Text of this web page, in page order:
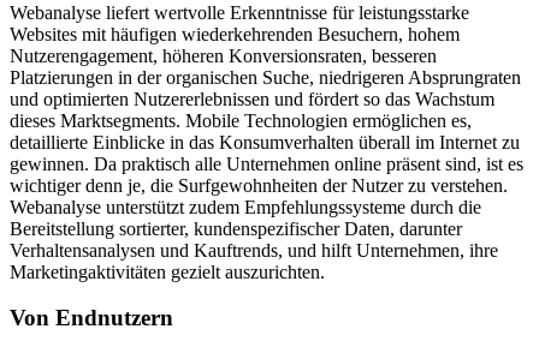
Webanalyse liefert wertvolle Erkenntnisse für leistungsstarke
Websites mit häufigen wiederkehrenden Besuchern, hohem
Nutzerengagement, höheren Konversionsraten, besseren
Platzierungen in der organischen Suche, niedrigeren Absprungraten
und optimierten Nutzererlebnissen und fördert so das Wachstum
dieses Marktsegments. Mobile Technologien ermöglichen es,
detaillierte Einblicke in das Konsumverhalten überall im Internet zu
gewinnen. Da praktisch alle Unternehmen online präsent sind, ist es
wichtiger denn je, die Surfgewohnheiten der Nutzer zu verstehen.
Webanalyse unterstützt zudem Empfehlungssysteme durch die
Bereitstellung sortierter, kundenspezifischer Daten, darunter
Verhaltensanalysen und Kauftrends, und hilft Unternehmen, ihre
Marketingaktivitäten gezielt auszurichten.
Von Endnutzern